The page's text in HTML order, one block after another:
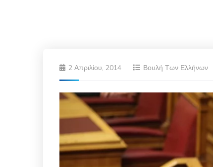
2 Απριλίου, 2014 Βουλή Των Ελλήνων